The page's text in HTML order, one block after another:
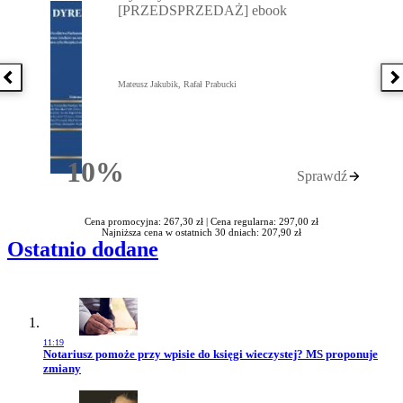
Poprzednia książka
10%Rabatu
[PRZEDSPRZEDAŻ] ebook
Mateusz Jakubik, Rafał Prabucki
Sprawdź
Cena promocyjna: 267,30 zł | Cena regularna: 297,00 zł
Najniższa cena w ostatnich 30 dniach: 207,90 zł
Ostatnio dodane
11:19
Przejdź do artykułu:
Notariusz pomoże przy wpisie do księgi wieczystej? MS proponuje
zmiany